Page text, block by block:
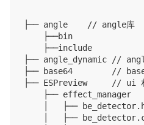
├── angle    // angle库
    ├──bin
    ├──include
├── angle_dynamic //
├── base64        //
├── ESPreview     // ui 相
├── effect_manager
│   ├── be_detector.h
│   ├──